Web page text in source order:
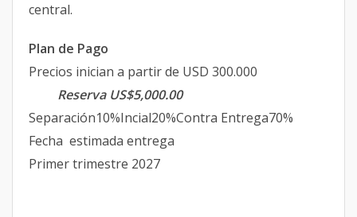
central.
Plan de Pago
Precios inician a partir de USD 300.000
Reserva US$5,000.00
Separación10%Incial20%Contra Entrega70%
Fecha estimada entrega
Primer trimestre 2027